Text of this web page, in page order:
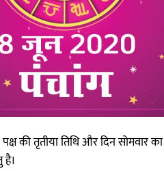
तृतीया तिथि और दिन सोमवार का
है।